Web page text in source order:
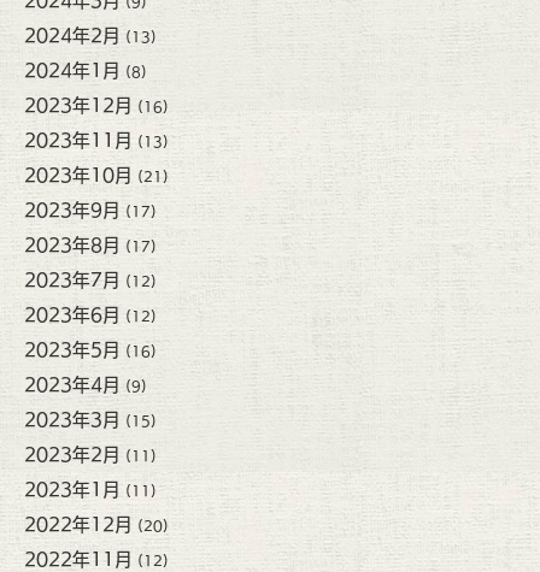
2024年2月 (13)
2024年1月 (8)
2023年12月 (16)
2023年11月 (13)
2023年10月 (21)
2023年9月 (17)
2023年8月 (17)
2023年7月 (12)
2023年6月 (12)
2023年5月 (16)
2023年4月 (9)
2023年3月 (15)
2023年2月 (11)
2023年1月 (11)
2022年12月 (20)
2022年11月 (12)